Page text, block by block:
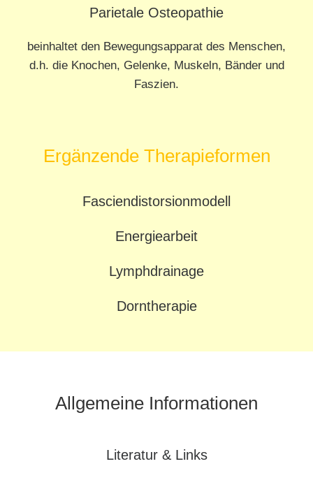
Parietale Osteopathie
beinhaltet den Bewegungsapparat des Menschen,
d.h. die Knochen, Gelenke, Muskeln, Bänder und
Faszien.
Ergänzende Therapieformen
Fasciendistorsionmodell
Energiearbeit
Lymphdrainage
Dorntherapie
Allgemeine Informationen
Literatur & Links